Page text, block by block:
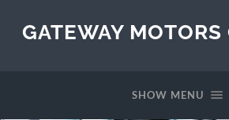
GATEWAY MOTORS
SHOW MENU